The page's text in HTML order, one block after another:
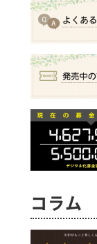
コラム